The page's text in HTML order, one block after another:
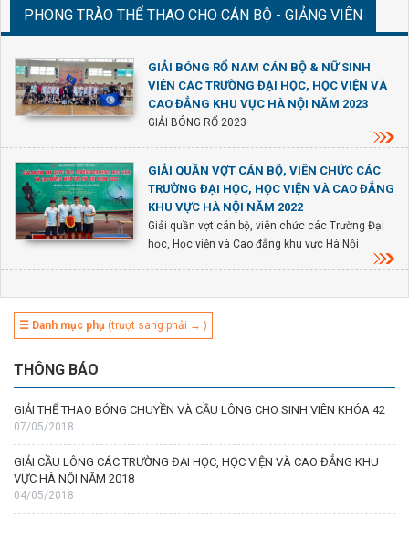
PHONG TRÀO THỂ THAO CHO CÁN BỘ - GIẢNG VIÊN
GIẢI BÓNG RỔ NAM CÁN BỘ & NỮ SINH
VIÊN CÁC TRƯỜNG ĐẠI HỌC, HỌC VIỆN VÀ
CAO ĐẲNG KHU VỰC HÀ NỘI NĂM 2023
GIẢI BÓNG RỔ 2023
GIẢI QUẦN VỢT CÁN BỘ, VIÊN CHỨC CÁC
TRƯỜNG ĐẠI HỌC, HỌC VIỆN VÀ CAO ĐẲNG
KHU VỰC HÀ NỘI NĂM 2022
Giải quần vợt cán bộ, viên chức các Trường Đại
học, Học viện và Cao đẳng khu vực Hà Nội
☰ Danh mục phụ (trượt sang phải → )
THÔNG BÁO
GIẢI THỂ THAO BÓNG CHUYỀN VÀ CẦU LÔNG CHO SINH VIÊN KHÓA 42
07/05/2018
GIẢI CẦU LÔNG CÁC TRƯỜNG ĐẠI HỌC, HỌC VIỆN VÀ CAO ĐẲNG KHU
VỰC HÀ NỘI NĂM 2018
04/05/2018